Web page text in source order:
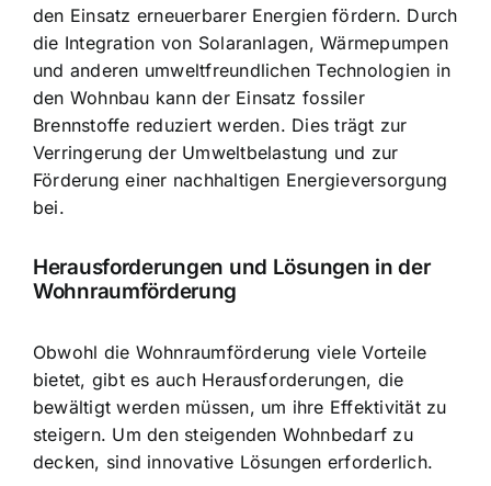
den Einsatz erneuerbarer Energien fördern. Durch
die Integration von Solaranlagen, Wärmepumpen
und anderen umweltfreundlichen Technologien in
den Wohnbau kann der Einsatz fossiler
Brennstoffe reduziert werden. Dies trägt zur
Verringerung der Umweltbelastung und zur
Förderung einer nachhaltigen Energieversorgung
bei.
Herausforderungen und Lösungen in der
Wohnraumförderung
Obwohl die Wohnraumförderung viele Vorteile
bietet, gibt es auch Herausforderungen, die
bewältigt werden müssen, um ihre Effektivität zu
steigern. Um den steigenden Wohnbedarf zu
decken, sind innovative Lösungen erforderlich.